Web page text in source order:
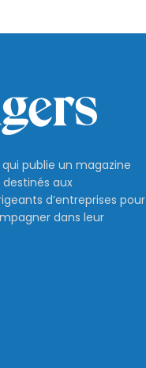
publie un magazine
aux
d’entreprises pour
dans leur